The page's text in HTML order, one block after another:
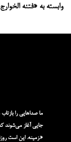
وابسته به «فتنه
جایی آغاز می‌شوند
زمینه. این است روزنامه‌نگاری از حاشیه‌ها.»